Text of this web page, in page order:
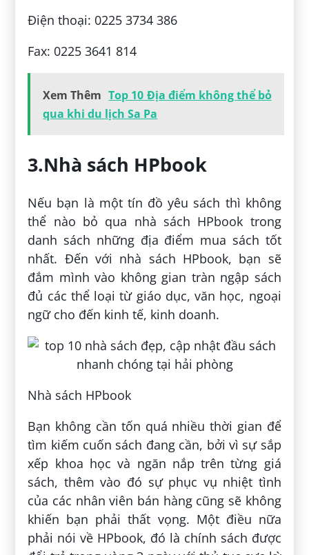
Điện thoại: 0225 3734 386
Fax: 0225 3641 814
Xem Thêm Top 10 Địa điểm không thể bỏ
qua khi du lịch Sa Pa
3.Nhà sách HPbook
Nếu bạn là một tín đồ yêu sách thì không
thể nào bỏ qua nhà sách HPbook trong
danh sách những địa điểm mua sách tốt
nhất. Đến với nhà sách HPbook, bạn sẽ
đắm mình vào không gian tràn ngập sách
đủ các thể loại từ giáo dục, văn học, ngoại
ngữ cho đến kinh tế, kinh doanh.
Nhà sách HPbook
Bạn không cần tốn quá nhiều thời gian để
tìm kiếm cuốn sách đang cần, bởi vì sự sắp
xếp khoa học và ngăn nắp trên từng giá
sách, thêm vào đó sự phục vụ nhiệt tình
của các nhân viên bán hàng cũng sẽ không
khiến bạn phải thất vọng. Một điều nữa
phải nói về HPbook, đó là chính sách được